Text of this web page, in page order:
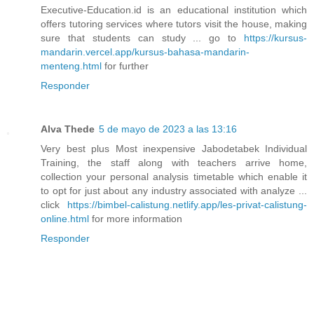
Executive-Education.id is an educational institution which
offers tutoring services where tutors visit the house, making
sure that students can study ... go to https://kursus-
mandarin.vercel.app/kursus-bahasa-mandarin-
menteng.html for further
Responder
Alva Thede 5 de mayo de 2023 a las 13:16
Very best plus Most inexpensive Jabodetabek Individual
Training, the staff along with teachers arrive home,
collection your personal analysis timetable which enable it
to opt for just about any industry associated with analyze ...
click https://bimbel-calistung.netlify.app/les-privat-calistung-
online.html for more information
Responder